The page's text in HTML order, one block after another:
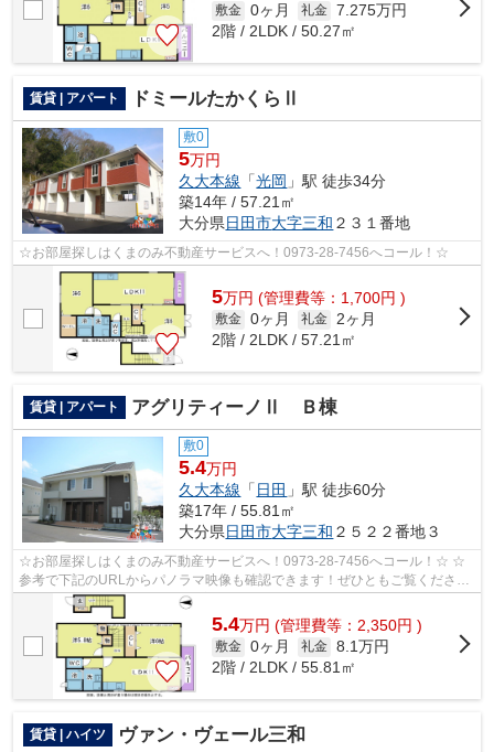
敷金 0ヶ月 礼金 7.275万円
2階 / 2LDK / 50.27㎡
賃貸 | アパート ドミールたかくらⅡ
敷0
5万円
久大本線 「光岡 」駅 徒歩34分
築14年 / 57.21㎡
大分県日田市大字三和 ２３１番地
☆お部屋探しはくまのみ不動産サービスへ！0973-28-7456へコール！☆
5万円 (管理費等：1,700円 )
敷金 0ヶ月 礼金 2ヶ月
2階 / 2LDK / 57.21㎡
賃貸 | アパート アグリティーノⅡ Ｂ棟
敷0
5.4万円
久大本線 「日田 」駅 徒歩60分
築17年 / 55.81㎡
大分県日田市大字三和 ２５２２番地３
☆お部屋探しはくまのみ不動産サービスへ！0973-28-7456へコール！☆ ☆
参考で下記のURLからパノラマ映像も確認できます！ぜひともご覧くださ
い。☆ プリンセッサB棟201号室 パノラマ映像...
5.4万円 (管理費等：2,350円 )
敷金 0ヶ月 礼金 8.1万円
2階 / 2LDK / 55.81㎡
賃貸 | ハイツ ヴァン・ヴェール三和